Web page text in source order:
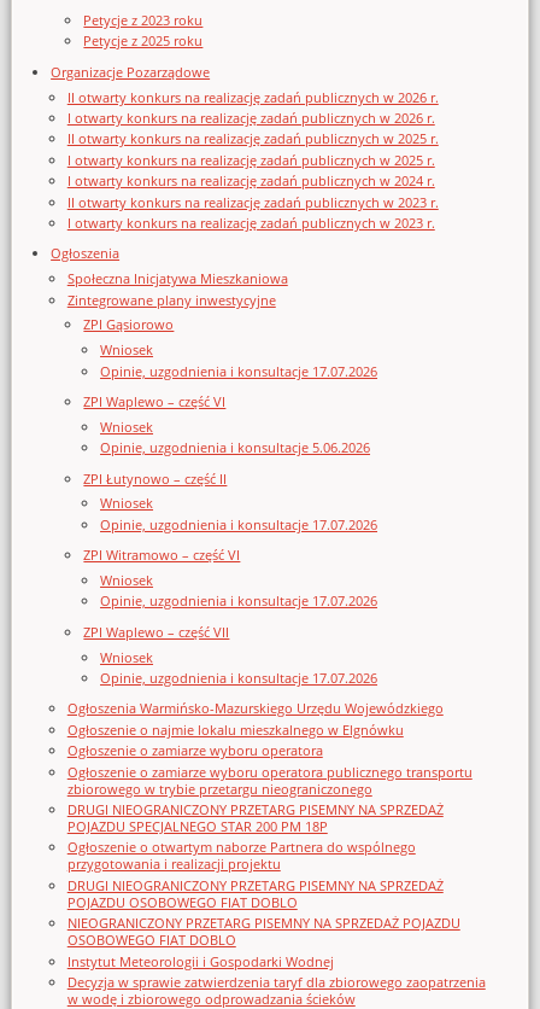
Petycje z 2023 roku
Petycje z 2025 roku
Organizacje Pozarządowe
II otwarty konkurs na realizację zadań publicznych w 2026 r.
I otwarty konkurs na realizację zadań publicznych w 2026 r.
II otwarty konkurs na realizację zadań publicznych w 2025 r.
I otwarty konkurs na realizację zadań publicznych w 2025 r.
I otwarty konkurs na realizację zadań publicznych w 2024 r.
II otwarty konkurs na realizację zadań publicznych w 2023 r.
I otwarty konkurs na realizację zadań publicznych w 2023 r.
Ogłoszenia
Społeczna Inicjatywa Mieszkaniowa
Zintegrowane plany inwestycyjne
ZPI Gąsiorowo
Wniosek
Opinie, uzgodnienia i konsultacje 17.07.2026
ZPI Waplewo – część VI
Wniosek
Opinie, uzgodnienia i konsultacje 5.06.2026
ZPI Łutynowo – część II
Wniosek
Opinie, uzgodnienia i konsultacje 17.07.2026
ZPI Witramowo – część VI
Wniosek
Opinie, uzgodnienia i konsultacje 17.07.2026
ZPI Waplewo – część VII
Wniosek
Opinie, uzgodnienia i konsultacje 17.07.2026
Ogłoszenia Warmińsko-Mazurskiego Urzędu Wojewódzkiego
Ogłoszenie o najmie lokalu mieszkalnego w Elgnówku
Ogłoszenie o zamiarze wyboru operatora
Ogłoszenie o zamiarze wyboru operatora publicznego transportu
zbiorowego w trybie przetargu nieograniczonego
DRUGI NIEOGRANICZONY PRZETARG PISEMNY NA SPRZEDAŻ
POJAZDU SPECJALNEGO STAR 200 PM 18P
Ogłoszenie o otwartym naborze Partnera do wspólnego
przygotowania i realizacji projektu
DRUGI NIEOGRANICZONY PRZETARG PISEMNY NA SPRZEDAŻ
POJAZDU OSOBOWEGO FIAT DOBLO
NIEOGRANICZONY PRZETARG PISEMNY NA SPRZEDAŻ POJAZDU
OSOBOWEGO FIAT DOBLO
Instytut Meteorologii i Gospodarki Wodnej
Decyzja w sprawie zatwierdzenia taryf dla zbiorowego zaopatrzenia
w wodę i zbiorowego odprowadzania ścieków